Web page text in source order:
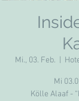
Mi., 03. Feb.
Mi
Kölle Alaaf -